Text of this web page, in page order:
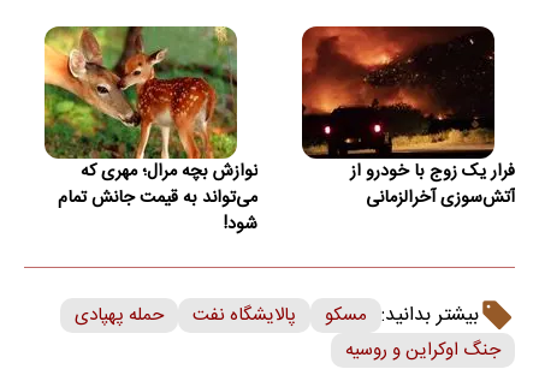
فرار یک زوج با خودرو از
آتش‌سوزی آخرالزمانی
نوازش بچه مرال؛ مهری که
می‌تواند به قیمت جانش تمام
شود!
بیشتر بدانید: مسکو پالایشگاه نفت
حمله پهپادی
جنگ اوکراین و روسیه